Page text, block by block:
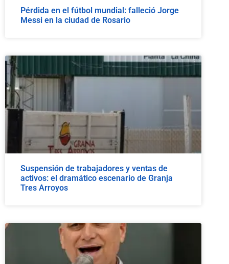
Pérdida en el fútbol mundial: falleció Jorge
Messi en la ciudad de Rosario
Suspensión de trabajadores y ventas de
activos: el dramático escenario de Granja
Tres Arroyos